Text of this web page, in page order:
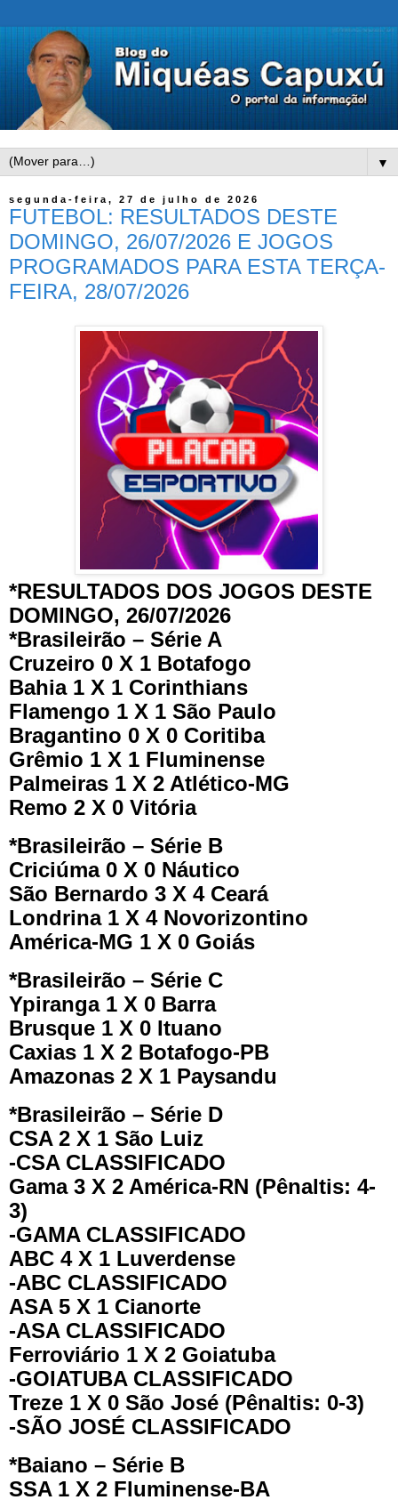
▼
segunda-feira, 27 de julho de 2026
FUTEBOL: RESULTADOS DESTE
DOMINGO, 26/07/2026 E JOGOS
PROGRAMADOS PARA ESTA TERÇA-
FEIRA, 28/07/2026
*RESULTADOS DOS JOGOS DESTE
DOMINGO, 26/07/2026
*Brasileirão – Série A
Cruzeiro 0 X 1 Botafogo
Bahia 1 X 1 Corinthians
Flamengo 1 X 1 São Paulo
Bragantino 0 X 0 Coritiba
Grêmio 1 X 1 Fluminense
Palmeiras 1 X 2 Atlético-MG
Remo 2 X 0 Vitória
*Brasileirão – Série B
Criciúma 0 X 0 Náutico
São Bernardo 3 X 4 Ceará
Londrina 1 X 4 Novorizontino
América-MG 1 X 0 Goiás
*Brasileirão – Série C
Ypiranga 1 X 0 Barra
Brusque 1 X 0 Ituano
Caxias 1 X 2 Botafogo-PB
Amazonas 2 X 1 Paysandu
*Brasileirão – Série D
CSA 2 X 1 São Luiz
-CSA CLASSIFICADO
Gama 3 X 2 América-RN (Pênaltis: 4-
3)
-GAMA CLASSIFICADO
ABC 4 X 1 Luverdense
-ABC CLASSIFICADO
ASA 5 X 1 Cianorte
-ASA CLASSIFICADO
Ferroviário 1 X 2 Goiatuba
-GOIATUBA CLASSIFICADO
Treze 1 X 0 São José (Pênaltis: 0-3)
-SÃO JOSÉ CLASSIFICADO
*Baiano – Série B
SSA 1 X 2 Fluminense-BA